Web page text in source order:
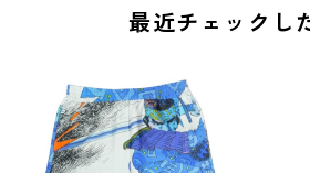
最近チェックし